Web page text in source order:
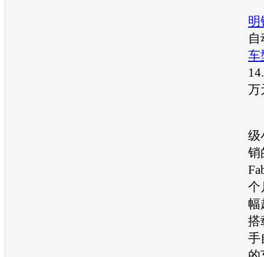
明
车
万
级
销
个
幅
搭
手